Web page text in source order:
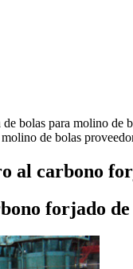
bolas para molino
de bolas
al carbono
forjado